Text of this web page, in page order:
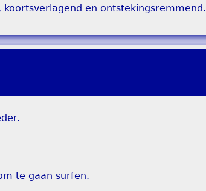
en ontstekingsremmend.
te gaan surfen.